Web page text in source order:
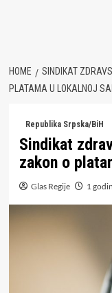
HOME
SINDIKAT
PLATAMA U LOKALNOJ
Republika Srpska/BiH
Sindikat
zakon o
Glas Regije 1